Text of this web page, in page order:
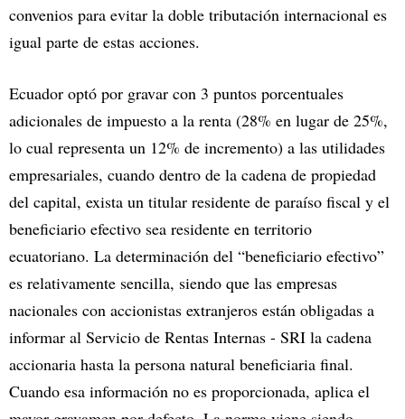
convenios para evitar la doble tributación internacional es
igual parte de estas acciones.
Ecuador optó por gravar con 3 puntos porcentuales
adicionales de impuesto a la renta (28% en lugar de 25%,
lo cual representa un 12% de incremento) a las utilidades
empresariales, cuando dentro de la cadena de propiedad
del capital, exista un titular residente de paraíso fiscal y el
beneficiario efectivo sea residente en territorio
ecuatoriano. La determinación del “beneficiario efectivo”
es relativamente sencilla, siendo que las empresas
nacionales con accionistas extranjeros están obligadas a
informar al Servicio de Rentas Internas - SRI la cadena
accionaria hasta la persona natural beneficiaria final.
Cuando esa información no es proporcionada, aplica el